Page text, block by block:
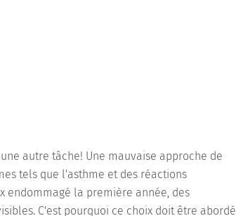
autre tâche! Une mauvaise approche de
tels que l'asthme et des réactions
endommagé la première année, des
C'est pourquoi ce choix doit être abordé